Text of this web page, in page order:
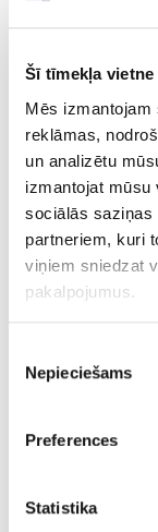
Šī tīmekļa
Mēs izmantojam
reklāmas,
un analizētu
izmantojat mūsu
sociālās saziņas
partneriem, kuri
viņiem sniedzat
pakalpojumus.
izvēle
Nepieciešams
Preferences
Statistika
Slēptais
100/150mm